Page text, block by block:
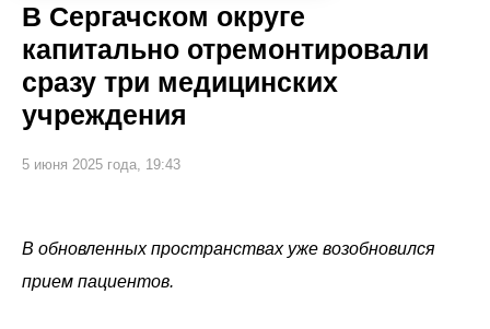
В Сергачском округе
капитально отремонтировали
сразу три медицинских
учреждения
5 июня 2025 года, 19:43
В обновленных пространствах уже возобновился
прием пациентов.